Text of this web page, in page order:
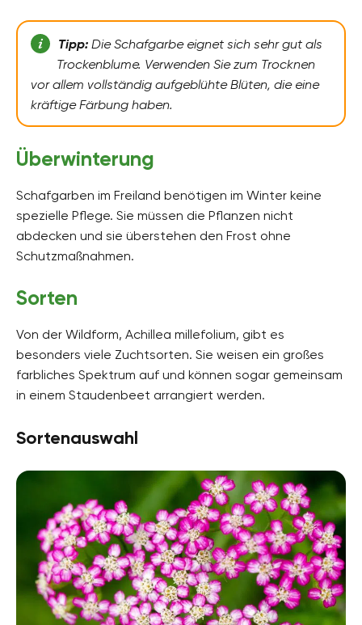
Tipp: Die Schafgarbe eignet sich sehr gut als
Trockenblume. Verwenden Sie zum Trocknen
vor allem vollständig aufgeblühte Blüten, die eine
kräftige Färbung haben.
Überwinterung
Schafgarben im Freiland benötigen im Winter keine
spezielle Pflege. Sie müssen die Pflanzen nicht
abdecken und sie überstehen den Frost ohne
Schutzmaßnahmen.
Sorten
Von der Wildform, Achillea millefolium, gibt es
besonders viele Zuchtsorten. Sie weisen ein großes
farbliches Spektrum auf und können sogar gemeinsam
in einem Staudenbeet arrangiert werden.
Sortenauswahl